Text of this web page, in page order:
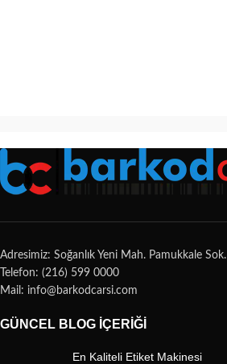
Adresimiz: Soğanlık Yeni Mah. Pamukkale
Telefon: (216) 599 0000
Mail: info@barkodcarsi.com
GÜNCEL BLOG İÇERIĞI
En Kaliteli Etiket Makinesi